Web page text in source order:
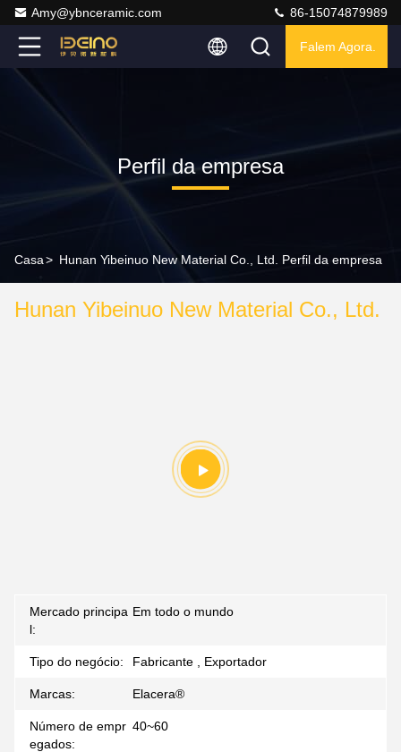
Amy@ybnceramic.com 86-15074879989
Falem Agora.
Perfil da empresa
Casa> Hunan Yibeinuo New Material Co., Ltd. Perfil da empresa
Hunan Yibeinuo New Material Co., Ltd.
Mercado principa
l:
Em todo o mundo
Tipo do negócio: Fabricante , Exportador
Marcas: Elacera®
Número de empr
egados:
40~60